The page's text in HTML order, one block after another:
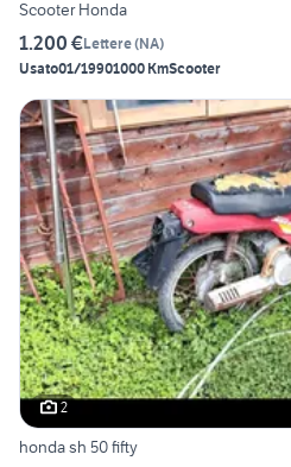
Scooter Honda
1.200 €Lettere(NA)
Usato01/19901000 KmScooter
2
honda sh 50 fifty